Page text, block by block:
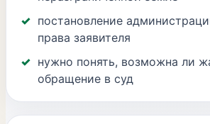
постановление
права заявителя
нужно понять, возможна ли
обращение в суд